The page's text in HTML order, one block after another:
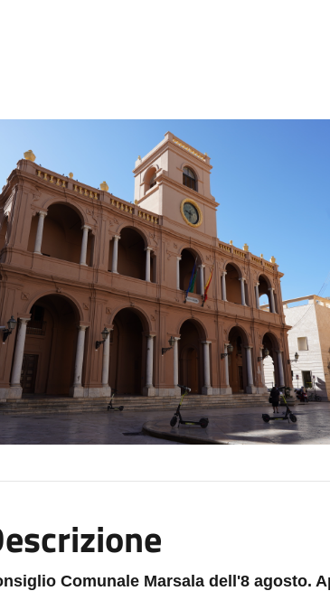
Comunale Marsala dell'8 agosto.